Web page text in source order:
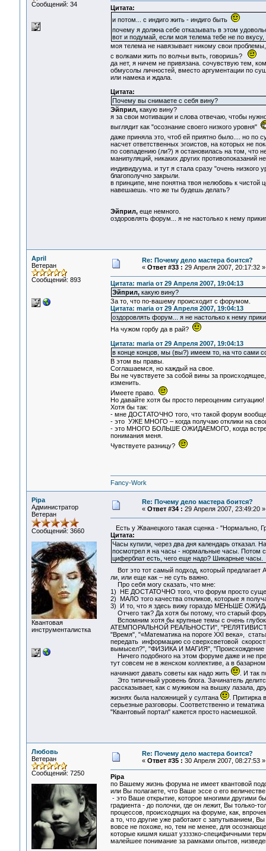
Сообщений: 34
Цитата:
и потом... с индиго жить - индиго быть
почему я должна себе отказывать в этом
вот и подумай, если моя телема тебе не по
моя телема не навязывает никому свои
с волками жить по волчьи выть, говоришь?
да нет, я ничем не привязана. сочувствую тем,
обмусолы личностей, вместо аргументации по
или намека и ждала.
Цитата:
Почему вы снимаете с себя вину?
Эйприл,какую вину?
я за свои мотивации и слова отвечаю, чтобы
выглядит как "осознание своего низкого уровня"
даже приняла это, чтоб ей приятно было.... но по
насчет ответственных эгоистов, на которых не
по совпадению (ли?) я остановилась на том, что
манипуляций, никаких других противопоказаний
индивидуума. и тут я стала сразу "очень низкого
благополучно закрыли.
в принципе, мне понятна твоя нелюбовь к чистой
навешаешь. что же ты будешь делать?
Эйприл,еще немного.
оздоровлять форум... я не настолько к нему
April
Ветеран
Сообщений: 893
Re: Почему дело мастера боится?
« Ответ #33 : 29 Апреля 2007, 20:17:32 »
Цитата: maria от 29 Апреля 2007, 19:04:13
Эйприл,какую вину?
За то, что по-вашему происходит с форумом.
Цитата: maria от 29 Апреля 2007, 19:04:13
оздоровлять форум... я не настолько к нему
На чужом горбу да в рай?
Цитата: maria от 29 Апреля 2007, 19:04:13
в конце концов, мы (вы?) имеем то, на что сами
В этом вы правы.
Соглашаемся, но каждый на свое.
Вы не чувствуете за собой вины за
изменить.
Имеете право.
Но давайте хотя бы просто переоценим ситуацию!
Хотя бы так:
- мне ДОСТАТОЧНО того, что такой форум вообще
- это УЖЕ МНОГО – когда получаю отклики на
- это МНОГО БОЛЬШЕ ОЖИДАЕМОГО, когда
понимания меня.
Чувствуете разницу?
Fancy-Work
Pipa
Администратор
Ветеран
Сообщений: 3660
Квантовая
инструменталистка
Re: Почему дело мастера боится?
« Ответ #34 : 29 Апреля 2007, 23:49:20 »
Есть у Жванецкого такая сценка - "Нормально,
Цитата:
Часы купили, через два дня календарь отказал.
посмотрел я на часы - нормальные часы. Потом
циферблат есть, чего еще надо? Шикарные часы.
Вот это тот самый подход, который
ли, или еще как – не суть важно.
Про себя могу сказать, что мне:
1) НЕ ДОСТАТОЧНО того, что форум просто
2) МАЛО того качества откликов, которые я
3) И то, что я здесь вижу гораздо МЕНЬШЕ
Отчего так? Да хотя бы потому, что старый
Вспомним хотя бы крупные темы с очень
АТЕМПОРАЛЬНОЙ РЕАЛЬНОСТИ",
"Время", "«Математика на пороге XXI века»,
передать ­ информацию со сверхсветовой
вымысел?", "ФИЗИКА И МАГИЯ", "Происхождение
Ничего подобного на этом форуме даже и не
тут совсем не в женском коллективе, а в
начинают давать советы как надо жить
. И так
Это типичный уровень блога. Зачинатель
рассказывает, как с мужиком на вышку лазала,
жизнях была наложницей у султана
. Притирка
серьезные разговоры. Соответственно и
"Квантовый портал" кажется просто насмешкой.
Любовь
Ветеран
Сообщений: 7250
Re: Почему дело мастера боится?
« Ответ #35 : 30 Апреля 2007, 08:27:53 »
Pipa
по Вашему жизнь форума не имеет квантовой
или Вы полагаете, что Ваше эссе о его
- это Ваше открытие, которое многими другими
градиента - до полочки, где он лежит, Вы только-
процессов, происходящих на форуме, как,
а то, что другие уже работают с запутыванием,
вовсе не похоже, но, тем не менее, для
которые кишмя кишат уззззко-специфичными
малейшее понимание за рамками опытов,